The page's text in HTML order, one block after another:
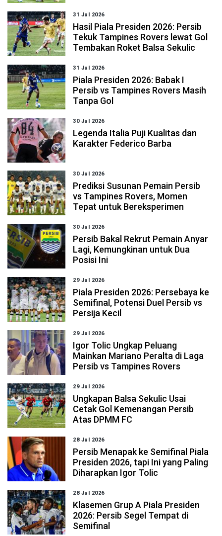
31 Jul 2026
Hasil Piala Presiden 2026: Persib
Tekuk Tampines Rovers lewat Gol
Tembakan Roket Balsa Sekulic
31 Jul 2026
Piala Presiden 2026: Babak I
Persib vs Tampines Rovers Masih
Tanpa Gol
30 Jul 2026
Legenda Italia Puji Kualitas dan
Karakter Federico Barba
30 Jul 2026
Prediksi Susunan Pemain Persib
vs Tampines Rovers, Momen
Tepat untuk Bereksperimen
30 Jul 2026
Persib Bakal Rekrut Pemain Anyar
Lagi, Kemungkinan untuk Dua
Posisi Ini
29 Jul 2026
Piala Presiden 2026: Persebaya ke
Semifinal, Potensi Duel Persib vs
Persija Kecil
29 Jul 2026
Igor Tolic Ungkap Peluang
Mainkan Mariano Peralta di Laga
Persib vs Tampines Rovers
29 Jul 2026
Ungkapan Balsa Sekulic Usai
Cetak Gol Kemenangan Persib
Atas DPMM FC
28 Jul 2026
Persib Menapak ke Semifinal Piala
Presiden 2026, tapi Ini yang Paling
Diharapkan Igor Tolic
28 Jul 2026
Klasemen Grup A Piala Presiden
2026: Persib Segel Tempat di
Semifinal